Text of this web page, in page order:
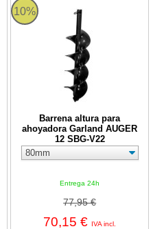
Garland
10%
Barrena altura para
ahoyadora Garland AUGER
12 SBG-V22
Entrega 24h
77,95 €
70,15 € IVA incl.
Barrena altura para ahoyadora